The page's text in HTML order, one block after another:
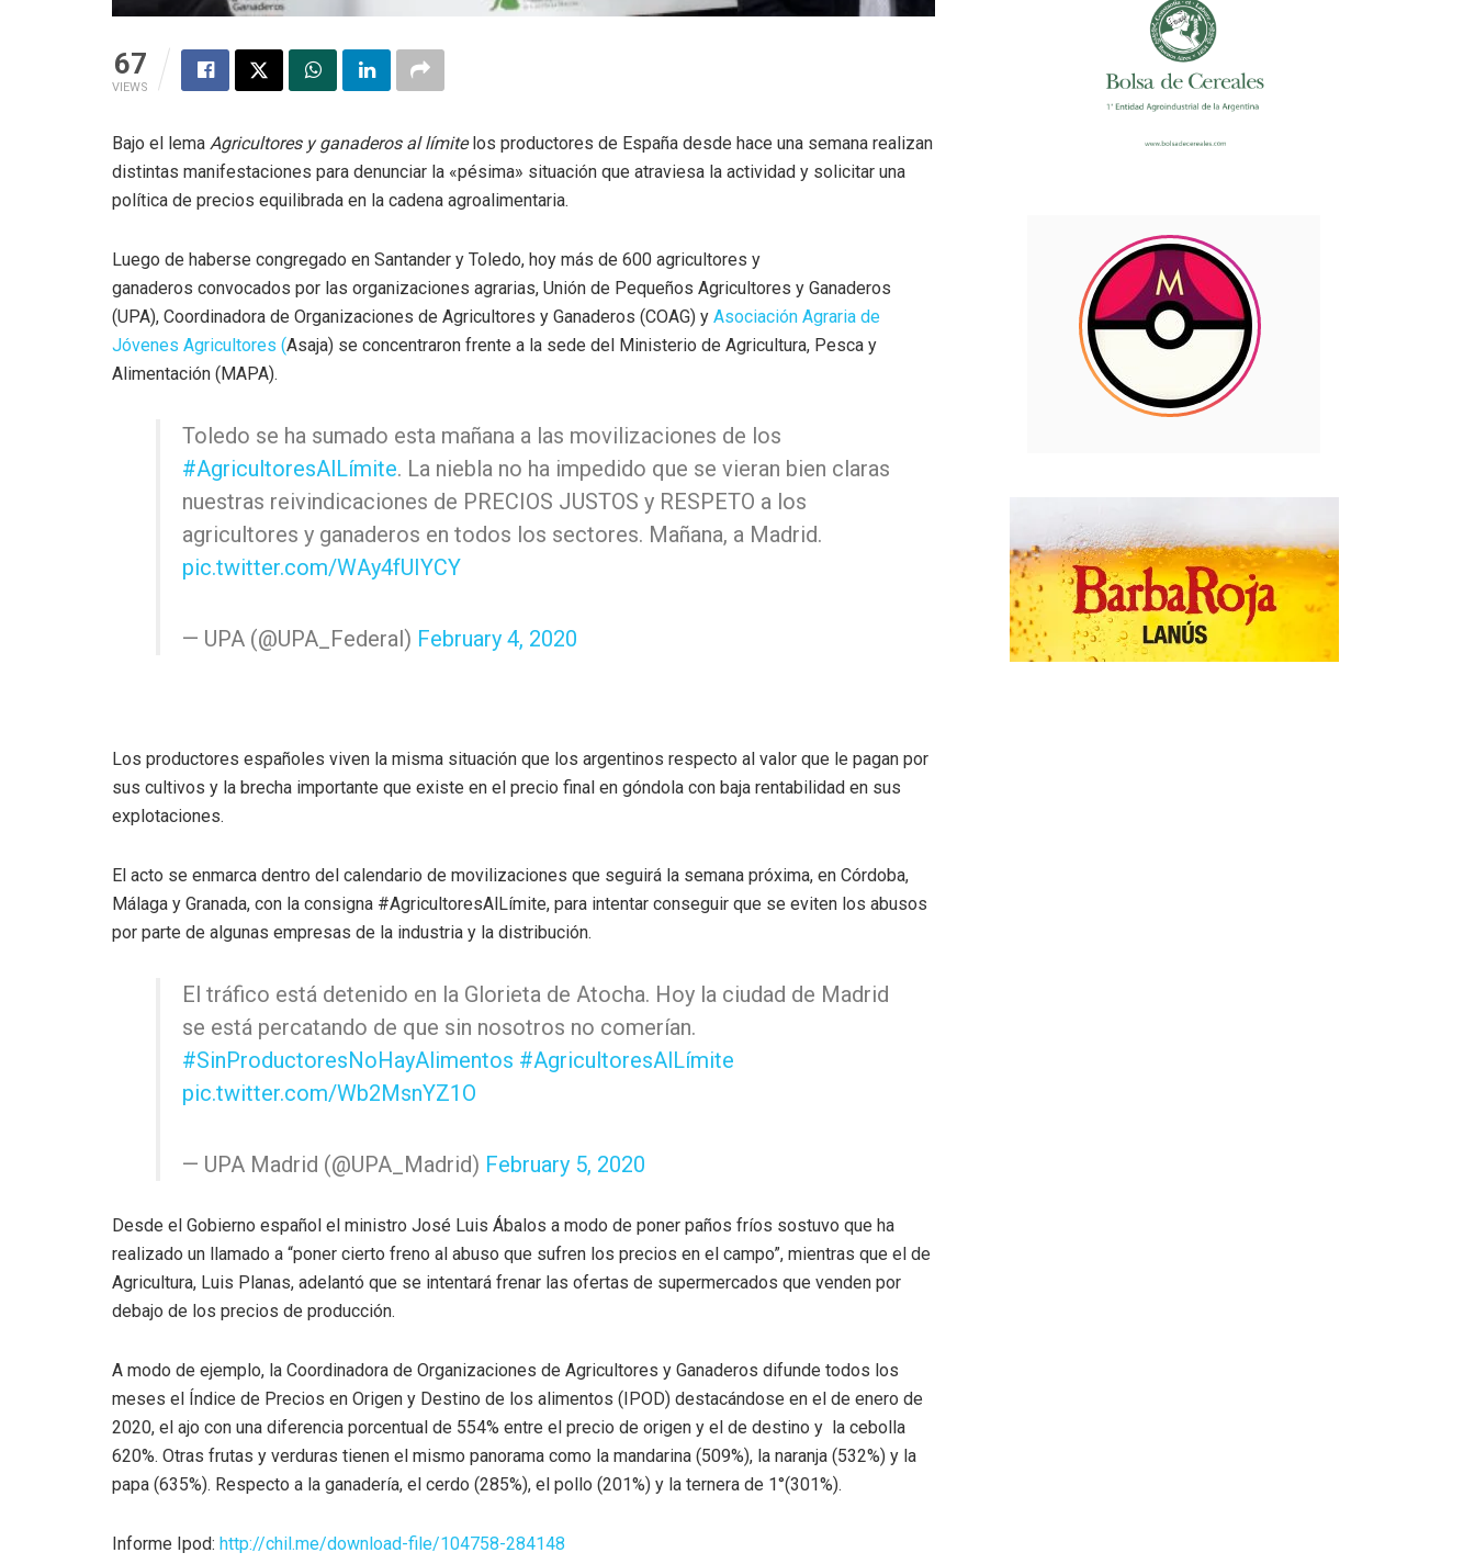
67
VIEWS
Bajo el lema Agricultores y ganaderos al límitelos productores de España desde hace una semana realizan
distintas manifestaciones para denunciar la «pésima» situación que atraviesa la actividad y solicitar una
política de precios equilibrada en la cadena agroalimentaria.
Luego de haberse congregado en Santander y Toledo, hoy más de 600 agricultores y
ganaderos convocados por las organizaciones agrarias, Unión de Pequeños Agricultores y Ganaderos
(UPA), Coordinadora de Organizaciones de Agricultores y Ganaderos (COAG) y Asociación Agraria de
Jóvenes Agricultores (Asaja) se concentraron frente a la sede del Ministerio de Agricultura, Pesca y
Alimentación (MAPA).
Toledo se ha sumado esta mañana a las movilizaciones de los
#AgricultoresAlLímite. La niebla no ha impedido que se vieran bien claras
nuestras reivindicaciones de PRECIOS JUSTOS y RESPETO a los
agricultores y ganaderos en todos los sectores. Mañana, a Madrid.
pic.twitter.com/WAy4fUIYCY
— UPA (@UPA_Federal) February 4, 2020
Los productores españoles viven la misma situación que los argentinos respecto al valor que le pagan por
sus cultivos y la brecha importante que existe en el precio final en góndola con baja rentabilidad en sus
explotaciones.
El acto se enmarca dentro del calendario de movilizaciones que seguirá la semana próxima, en Córdoba,
Málaga y Granada, con la consigna #AgricultoresAlLímite, para intentar conseguir que se eviten los abusos
por parte de algunas empresas de la industria y la distribución.
El tráfico está detenido en la Glorieta de Atocha. Hoy la ciudad de Madrid
se está percatando de que sin nosotros no comerían.
#SinProductoresNoHayAlimentos #AgricultoresAlLímite
pic.twitter.com/Wb2MsnYZ1O
— UPA Madrid (@UPA_Madrid) February 5, 2020
Desde el Gobierno español el ministro José Luis Ábalos a modo de poner paños fríos sostuvo que ha
realizado un llamado a “poner cierto freno al abuso que sufren los precios en el campo”, mientras que el de
Agricultura, Luis Planas, adelantó que se intentará frenar las ofertas de supermercados que venden por
debajo de los precios de producción.
A modo de ejemplo, la Coordinadora de Organizaciones de Agricultores y Ganaderos difunde todos los
meses el Índice de Precios en Origen y Destino de los alimentos (IPOD) destacándose en el de enero de
2020, el ajo con una diferencia porcentual de 554% entre el precio de origen y el de destino y la cebolla
620%. Otras frutas y verduras tienen el mismo panorama como la mandarina (509%), la naranja (532%) y la
papa (635%). Respecto a la ganadería, el cerdo (285%), el pollo (201%) y la ternera de 1°(301%).
Informe Ipod: http://chil.me/download-file/104758-284148